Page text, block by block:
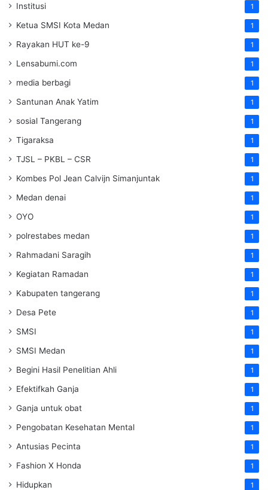
Institusi 1
Ketua SMSI Kota Medan 1
Rayakan HUT ke-9 1
Lensabumi.com 1
media berbagi 1
Santunan Anak Yatim 1
sosial Tangerang 1
Tigaraksa 1
TJSL – PKBL – CSR 1
Kombes Pol Jean Calvijn Simanjuntak 1
Medan denai 1
OYO 1
polrestabes medan 1
Rahmadani Saragih 1
Kegiatan Ramadan 1
Kabupaten tangerang 1
Desa Pete 1
SMSI 1
SMSI Medan 1
Begini Hasil Penelitian Ahli 1
Efektifkah Ganja 1
Ganja untuk obat 1
Pengobatan Kesehatan Mental 1
Antusias Pecinta 1
Fashion X Honda 1
Hidupkan 1